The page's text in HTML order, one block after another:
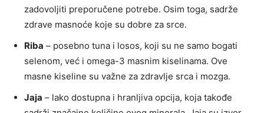
zadovoljiti preporučene potrebe. Osim toga, sadrže
zdrave masnoće koje su dobre za srce.
Riba – posebno tuna i losos, koji su ne samo bogati
selenom, već i omega-3 masnim kiselinama. Ove
masne kiseline su važne za zdravlje srca i mozga.
Jaja – lako dostupna i hranljiva opcija, koja takođe